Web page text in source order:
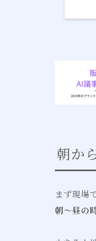
朝か
まず現場
朝〜昼の